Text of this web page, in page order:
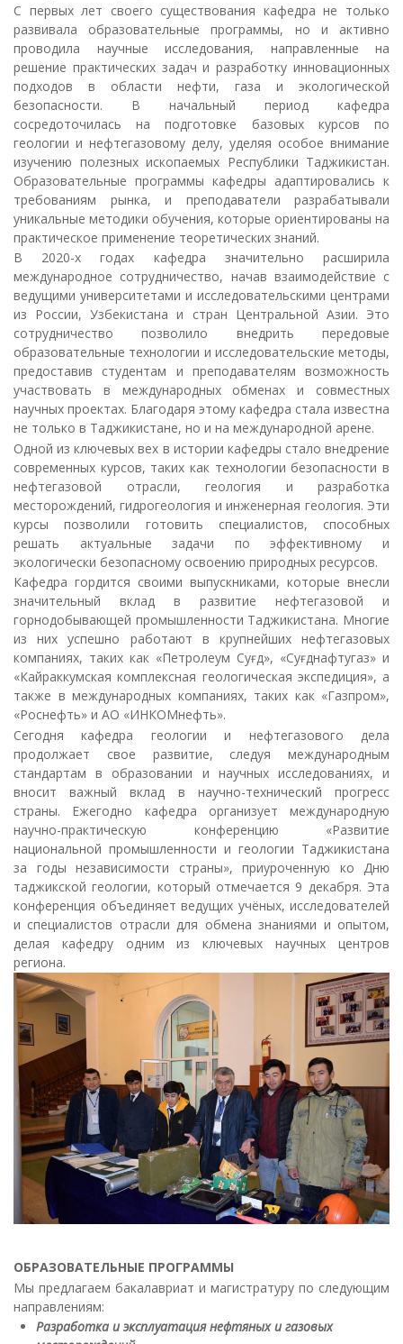
С первых лет своего существования кафедра не только
развивала образовательные программы, но и активно
проводила научные исследования, направленные на
решение практических задач и разработку инновационных
подходов в области нефти, газа и экологической
безопасности. В начальный период кафедра
сосредоточилась на подготовке базовых курсов по
геологии и нефтегазовому делу, уделяя особое внимание
изучению полезных ископаемых Республики Таджикистан.
Образовательные программы кафедры адаптировались к
требованиям рынка, и преподаватели разрабатывали
уникальные методики обучения, которые ориентированы на
практическое применение теоретических знаний.
В 2020-х годах кафедра значительно расширила
международное сотрудничество, начав взаимодействие с
ведущими университетами и исследовательскими центрами
из России, Узбекистана и стран Центральной Азии. Это
сотрудничество позволило внедрить передовые
образовательные технологии и исследовательские методы,
предоставив студентам и преподавателям возможность
участвовать в международных обменах и совместных
научных проектах. Благодаря этому кафедра стала известна
не только в Таджикистане, но и на международной арене.
Одной из ключевых вех в истории кафедры стало внедрение
современных курсов, таких как технологии безопасности в
нефтегазовой отрасли, геология и разработка
месторождений, гидрогеология и инженерная геология. Эти
курсы позволили готовить специалистов, способных
решать актуальные задачи по эффективному и
экологически безопасному освоению природных ресурсов.
Кафедра гордится своими выпускниками, которые внесли
значительный вклад в развитие нефтегазовой и
горнодобывающей промышленности Таджикистана. Многие
из них успешно работают в крупнейших нефтегазовых
компаниях, таких как «Петролеум Суғд», «Суғднафтугаз» и
«Кайраккумская комплексная геологическая экспедиция», а
также в международных компаниях, таких как «Газпром»,
«Роснефть» и АО «ИНКОМнефть».
Сегодня кафедра геологии и нефтегазового дела
продолжает свое развитие, следуя международным
стандартам в образовании и научных исследованиях, и
вносит важный вклад в научно-технический прогресс
страны. Ежегодно кафедра организует международную
научно-практическую конференцию «Развитие
национальной промышленности и геологии Таджикистана
за годы независимости страны», приуроченную ко Дню
таджикской геологии, который отмечается 9 декабря. Эта
конференция объединяет ведущих учёных, исследователей
и специалистов отрасли для обмена знаниями и опытом,
делая кафедру одним из ключевых научных центров
региона.
ОБРАЗОВАТЕЛЬНЫЕ ПРОГРАММЫ
Мы предлагаем бакалавриат и магистратуру по следующим
направлениям:
Разработка и эксплуатация нефтяных и газовых